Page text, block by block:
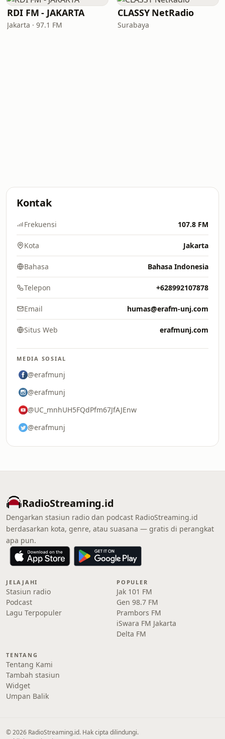
RDI FM - JAKARTA
Jakarta · 97.1 FM
CLASSY NetRadio
Surabaya
Kontak
Frekuensi 107.8 FM
Kota Jakarta
Bahasa Bahasa Indonesia
Telepon +628992107878
Email humas@erafm-unj.com
Situs Web erafmunj.com
MEDIA SOSIAL
@erafmunj
@erafmunj
@UC_mnhUH5FQdPfm67JfAJEnw
@erafmunj
RadioStreaming.id
Dengarkan stasiun radio dan podcast RadioStreaming.id
berdasarkan kota, genre, atau suasana — gratis di perangkat
apa pun.
JELAJAHI
Stasiun radio
Podcast
Lagu Terpopuler
POPULER
Jak 101 FM
Gen 98.7 FM
Prambors FM
iSwara FM Jakarta
Delta FM
TENTANG
Tentang Kami
Tambah stasiun
Widget
Umpan Balik
© 2026 RadioStreaming.id. Hak cipta dilindungi.